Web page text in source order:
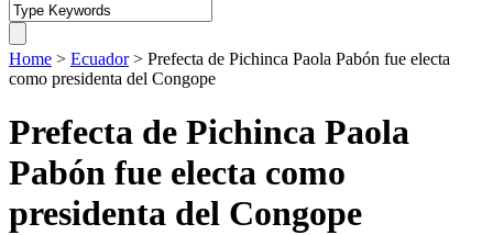
Home > Ecuador > Prefecta de Pichinca Paola Pabón fue electa
como presidenta del Congope
Prefecta de Pichinca Paola
Pabón fue electa como
presidenta del Congope